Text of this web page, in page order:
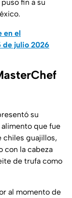
fin a su
en el
de julio 2026
su
alimento que fue
chiles guajillos,
con la cabeza
de trufa como
al momento de